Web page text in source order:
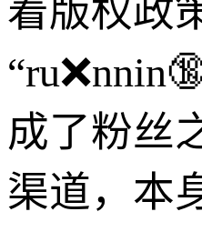
着版权政
成了粉丝
渠道，本